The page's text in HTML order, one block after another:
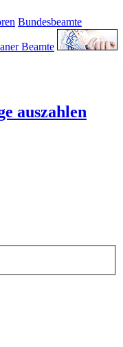
Bundesbeamte
Beamte
auszahlen